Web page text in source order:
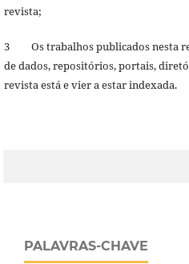
revista;
3 Os trabalhos publicados nesta
de dados, repositórios, portais,
revista está e vier a estar indexada.
PALAVRAS-CHAVE